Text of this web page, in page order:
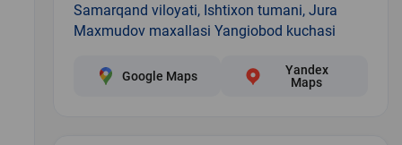
Samarqand viloyati, Ishtixon tumani, Jura
Maxmudov maxallasi Yangiobod kuchasi
Google Maps
Yandex
Maps